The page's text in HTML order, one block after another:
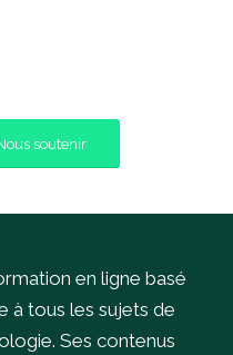
soutenir
en ligne basé
à tous les sujets de
Ses contenus